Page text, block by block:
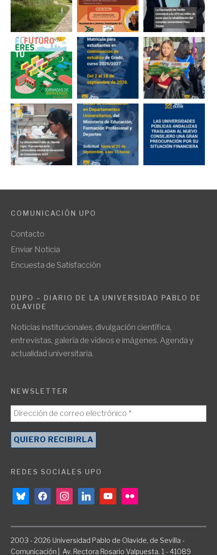
COMUNICACIÓN UPO
Contacto
Enviar Noticia
Encuesta de Satisfacción
DUPO – DIARIO DE LA UNIVERSIDAD PABLO DE
OLAVIDE
Noticias institucionales, divulgación científica,
entrevistas, galería de vídeos e imágenes. Agenda y
actualidad universitaria.
NEWSLETTER
REDES SOCIALES UPO
blueskyfacebookinstagramlinkedinyoutubeflickr
2003 - 2026 Universidad Pablo de Olavide, de Sevilla -
Comunicación | Av. Rectora Rosario Valpuesta, 1 - 41089